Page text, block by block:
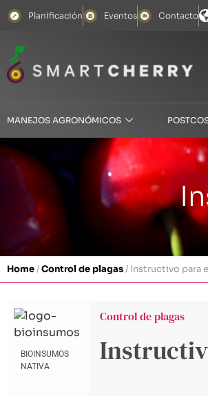
Planificación Eventos Contacto
MANEJOS AGRONÓMICOS
Home/Control de plagas/ Instructivo para
BIOINSUMOS
NATIVA
Control de plagas